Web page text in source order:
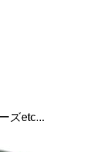
ズetc...